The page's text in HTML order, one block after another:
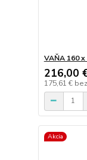
VAŇA 160 x
216,00
175,61 €
Akcia